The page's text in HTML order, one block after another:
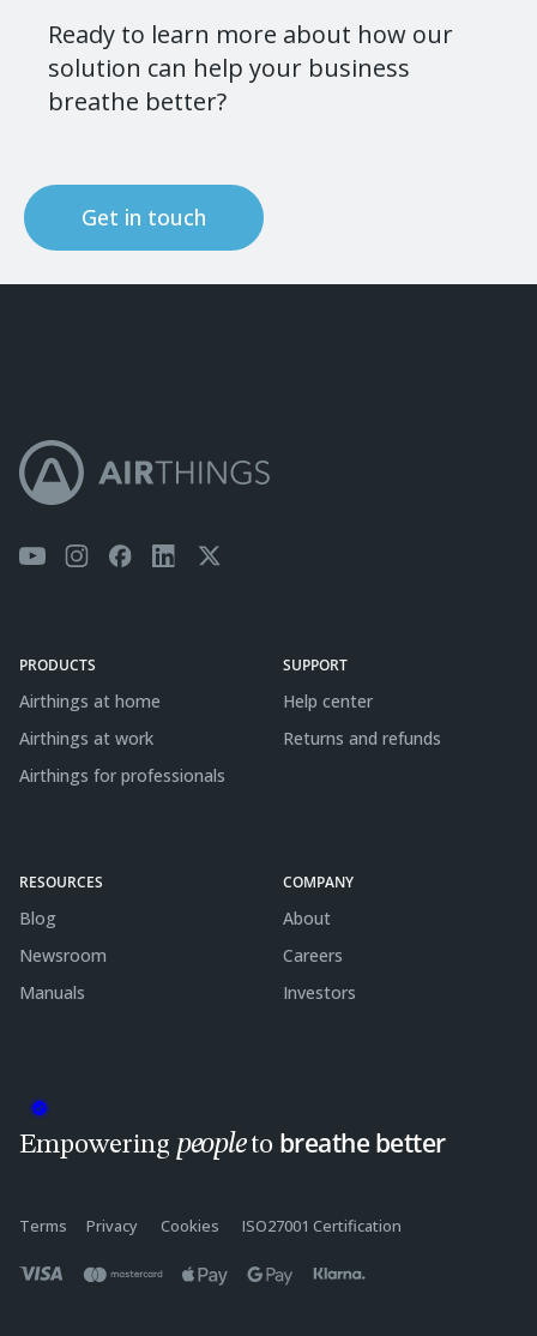
Ready to learn more about how our
solution can help your business
breathe better?
Get in touch
PRODUCTS
Airthings at home
Airthings at work
Airthings for professionals
SUPPORT
Help center
Returns and refunds
RESOURCES
Blog
Newsroom
Manuals
COMPANY
About
Careers
Investors
Empowering peopleto breathe better
Terms Privacy Cookies ISO27001 Certification